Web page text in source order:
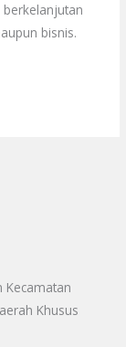
bisnis.
Kecamatan
Khusus